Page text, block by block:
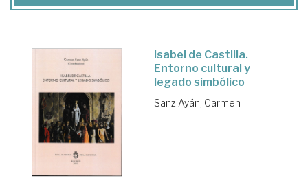
Isabel de Castilla.
Entorno cultural y
legado simbólico
Sanz Ayán, Carmen